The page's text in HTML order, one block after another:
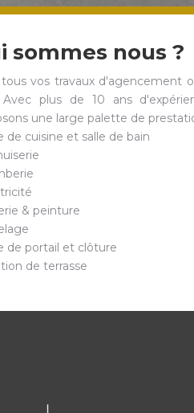
sommes nous ?
vos travaux d'agencement
Avec plus de 10 ans
une large palette de
de cuisine et salle de bain
& peinture
de portail et clôture
de terrasse